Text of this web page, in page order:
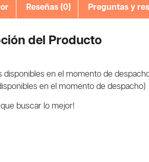
Reseñas (0) Preguntas y
del Producto
disponibles en el momento de
en el momento de despacho)
buscar lo mejor!